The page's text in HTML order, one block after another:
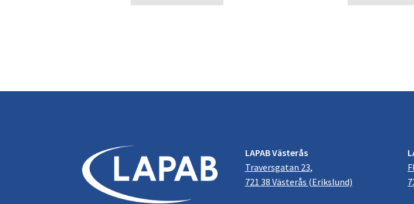
LAPAB Västerås
Traversgatan 23,
721 38 Västerås (Erikslund)